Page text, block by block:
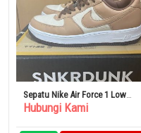
Sepatu Nike Air Force 1 Low
Acorn
Hubungi Kami